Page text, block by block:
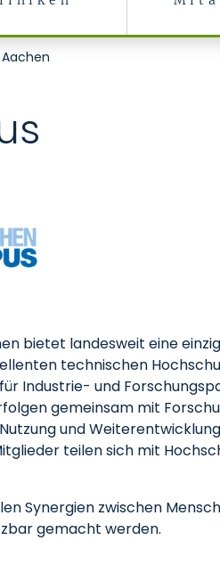
Aachen
bietet landesweit eine
technischen
Industrie- und
gemeinsam mit
und
teilen sich mit
Synergien zwischen
gemacht werden.